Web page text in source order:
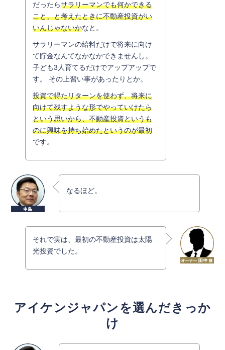
だったらサラリーマンでも何かできる
こと、と考えたときに不動産投資がい
いんじゃないかなと。
サラリーマンの給料だけで将来に向け
て貯金なんてなかなかできませんし。
子ども3人育てるだけでアップアップで
す。 その上習い事があったりとか。
投資で得たリターンを使わず、将来に
向けて残すような形でやっていけたら
という思いから、不動産投資というも
のに興味を持ち始めたというのが最初
です。
なるほど。
それで実は、最初の不動産投資は太陽
光投資でした。
アイケンジャパンを選んだきっか
け